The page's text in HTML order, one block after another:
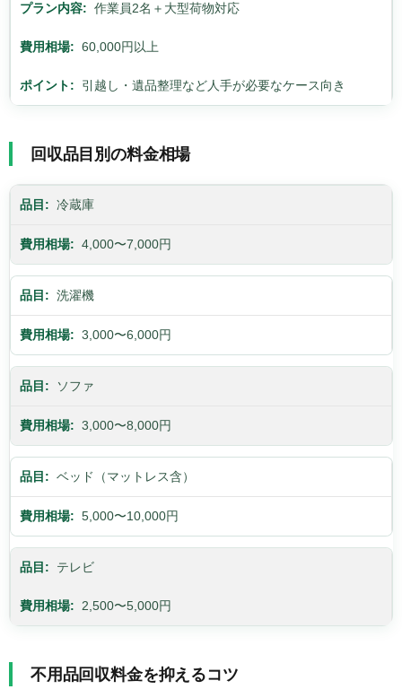
作業員2名＋大型荷物対応
60,000円以上
引越し・遺品整理など人手が必要なケース向き
回収品目別の料金相場
冷蔵庫
4,000〜7,000円
洗濯機
3,000〜6,000円
ソファ
3,000〜8,000円
ベッド（マットレス含）
5,000〜10,000円
テレビ
2,500〜5,000円
不用品回収料金を抑えるコツ